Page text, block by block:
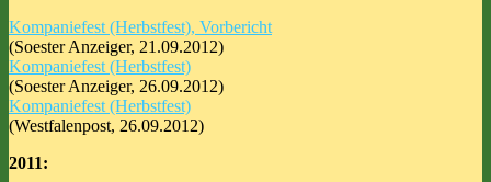
Kompaniefest (Herbstfest), Vorbericht
(Soester Anzeiger, 21.09.2012)
Kompaniefest (Herbstfest)
(Soester Anzeiger, 26.09.2012)
Kompaniefest (Herbstfest)
(Westfalenpost, 26.09.2012)
2011: